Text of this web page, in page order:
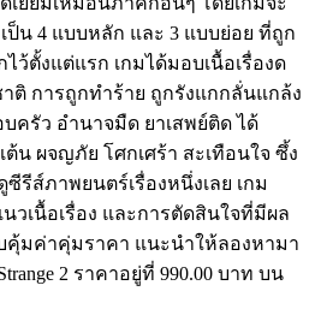
ป็น 4 แบบหลัก และ 3 แบบย่อย ที่ถูก
ว้ตั้งแต่แรก เกมได้มอบเนื้อเรื่องด
ติ การถูกทำร้าย ถูกรังแกกลั่นแกล้ง
ครัว อำนาจมืด ยาเสพย์ติด ได้
น ผจญภัย โศกเศร้า สะเทือนใจ ซึ้ง
รีส์ภาพยนตร์เรื่องหนึ่งเลย เกม
วเนื้อเรื่อง และการตัดสินใจที่มีผล
คุ้มค่าคุ่มราคา แนะนำให้ลองหามา
2 ราคาอยู่ที่ 990.00 บาท บน